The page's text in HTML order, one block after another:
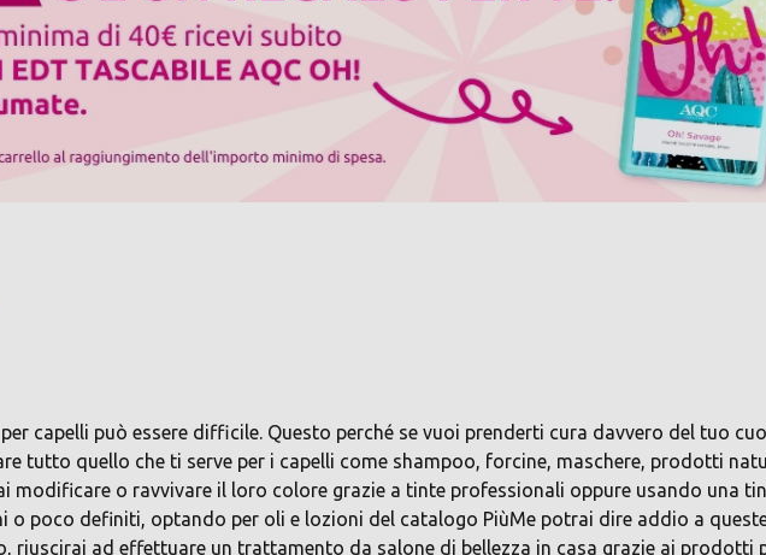
capelli può essere difficile. Questo perché se vuoi prenderti cura davvero del tuo
tutto quello che ti serve per i capelli come shampoo, forcine, maschere, prodotti
modificare o ravvivare il loro colore grazie a tinte professionali oppure usando una
o poco definiti, optando per oli e lozioni del catalogo PiùMe potrai dire addio a
riuscirai ad effettuare un trattamento da salone di bellezza in casa grazie ai prodotti